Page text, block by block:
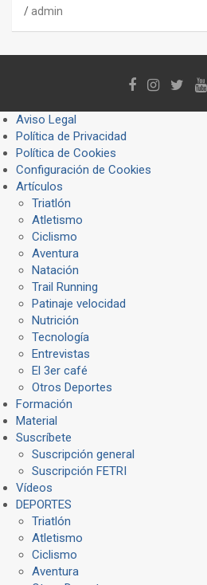
admin
Aviso Legal
Política de Privacidad
Política de Cookies
Configuración de Cookies
Artículos
Triatlón
Atletismo
Ciclismo
Aventura
Natación
Trail Running
Patinaje velocidad
Nutrición
Tecnología
Entrevistas
El 3er café
Otros Deportes
Formación
Material
Suscríbete
Suscripción general
Suscripción FETRI
Vídeos
DEPORTES
Triatlón
Atletismo
Ciclismo
Aventura